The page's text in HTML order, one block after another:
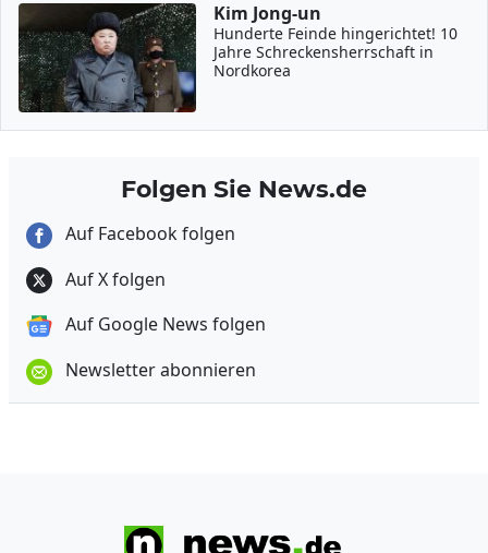
Kim Jong-un
Hunderte Feinde hingerichtet! 10
Jahre Schreckensherrschaft in
Nordkorea
Folgen Sie News.de
Auf Facebook folgen
Auf X folgen
Auf Google News folgen
Newsletter abonnieren